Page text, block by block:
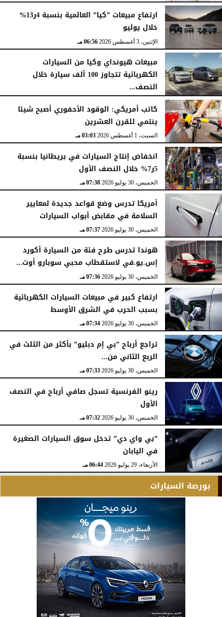
ارتفاع مبيعات ”كيا” العالمية بنسبة 4ر13%
خلال يوليو
الإثنين، 3 أغسطس 2026 06:56 مـ
مبيعات هيونداي وكيا من السيارات
الكهربائية تتجاوز 100 ألف سيارة خلال
النصف...
الأحد، 2 أغسطس 2026 06:17 مـ
كاتب أمريكي: الوقود الأحفوري أصبح شيئا
ينتمي للقرن العشرين
السبت، 1 أغسطس 2026 03:03 مـ
انخفاض إنتاج السيارات في بريطانيا بنسبة
5ر7% خلال النصف الأول
الخميس، 30 يوليو 2026 07:38 مـ
أمريكا تدرس وضع قواعد جديدة لمعايير
السلامة في مقابض أبواب السيارات
الخميس، 30 يوليو 2026 07:37 مـ
هوندا تدرس طرح فئة من السيارة أكورد
إس.يو.في لاستقطاب محبي سوبارو أوت...
الخميس، 30 يوليو 2026 07:36 مـ
ارتفاع كبير في مبيعات السيارات الكهربائية
بسبب الحرب في الشرق الأوسط
الخميس، 30 يوليو 2026 07:34 مـ
تراجع أرباح ”بي إم دبليو” بأكثر من الثلث في
الربع الثاني من...
الخميس، 30 يوليو 2026 07:33 مـ
رينو الفرنسية تسجل صافي أرباح في النصف
الأول
الخميس، 30 يوليو 2026 07:32 مـ
”بي واي دي” تدخل سوق السيارات الصغيرة
في اليابان
الأربعاء، 29 يوليو 2026 06:44 مـ
بورصة السيارات